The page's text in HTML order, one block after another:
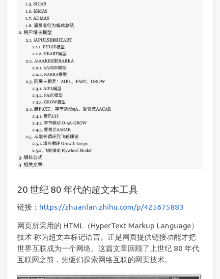
20 世纪 80 年代的超文本工具
链接： https://zhuanlan.zhihu.com/p/425675883
网页所采用的 HTML（HyperText Markup Language）
技术 称为超文本标记语言。正是网页提供链接功能才把
世界互联成为一个网络。这篇文章回顾了上世纪 80 年代
互联网之前，先驱们探索网络互联的网页技术。